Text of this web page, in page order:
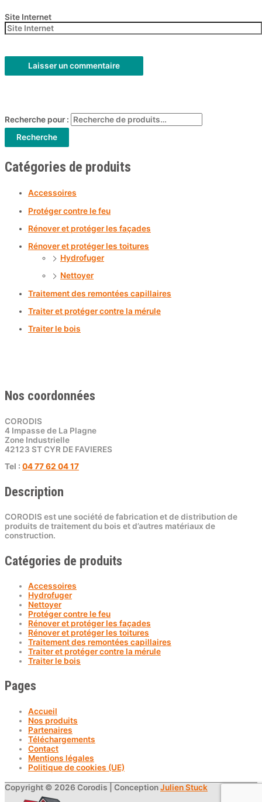
Site Internet
Recherche pour :
Recherche
Catégories de produits
Accessoires
Protéger contre le feu
Rénover et protéger les façades
Rénover et protéger les toitures
Hydrofuger
Nettoyer
Traitement des remontées capillaires
Traiter et protéger contre la mérule
Traiter le bois
Nos coordonnées
CORODIS
4 Impasse de La Plagne
Zone Industrielle
42123 ST CYR DE FAVIERES
Tel : 04 77 62 04 17
Description
CORODIS est une société de fabrication et de distribution de
produits de traitement du bois et d’autres matériaux de
construction.
Catégories de produits
Accessoires
Hydrofuger
Nettoyer
Protéger contre le feu
Rénover et protéger les façades
Rénover et protéger les toitures
Traitement des remontées capillaires
Traiter et protéger contre la mérule
Traiter le bois
Pages
Accueil
Nos produits
Partenaires
Téléchargements
Contact
Mentions légales
Politique de cookies (UE)
Copyright © 2026 Corodis | ConceptionJulien Stuck